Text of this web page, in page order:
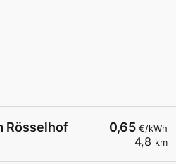
0,65 €/kWh
4,8 km
Rösselhof